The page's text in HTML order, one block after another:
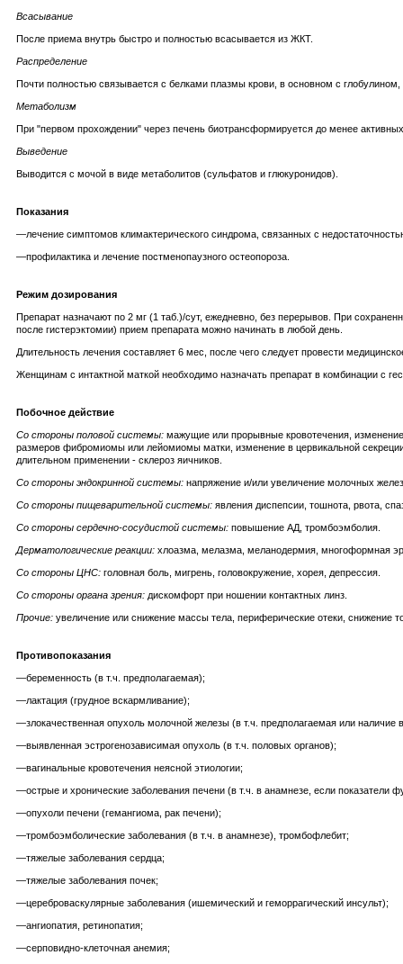
Всасывание
После приема внутрь быстро и полностью всасывается из ЖКТ.
Распределение
Почти полностью связывается с белками плазмы крови, в основном с
Метаболизм
При "первом прохождении" через печень биотрансформируется до менее
Выведение
Выводится с мочой в виде метаболитов (сульфатов и глюкуронидов).
Показания
—лечение симптомов климактерического синдрома, связанных с
—профилактика и лечение постменопаузного остеопороза.
Режим дозирования
Препарат назначают по 2 мг (1 таб.)/сут, ежедневно, без перерывов. При
после гистерэктомии) прием препарата можно начинать в любой день.
Длительность лечения составляет 6 мес, после чего следует провести
Женщинам с интактной маткой необходимо назначать препарат в комбинации с
Побочное действие
Со стороны половой системы: мажущие или прорывные кровотечения,
размеров фибромиомы или лейомиомы матки, изменение в цервикальной
длительном применении - склероз яичников.
Со стороны эндокринной системы: напряжение и/или увеличение молочных
Со стороны пищеварительной системы: явления диспепсии, тошнота, рвота,
Со стороны сердечно-сосудистой системы: повышение АД, тромбоэмболия.
Дерматологические реакции: хлоазма, мелазма, меланодермия, многоформная
Со стороны ЦНС: головная боль, мигрень, головокружение, хорея, депрессия.
Со стороны органа зрения: дискомфорт при ношении контактных линз.
Прочие: увеличение или снижение массы тела, периферические отеки,
Противопоказания
—беременность (в т.ч. предполагаемая);
—лактация (грудное вскармливание);
—злокачественная опухоль молочной железы (в т.ч. предполагаемая или наличие
—выявленная эстрогенозависимая опухоль (в т.ч. половых органов);
—вагинальные кровотечения неясной этиологии;
—острые и хронические заболевания печени (в т.ч. в анамнезе, если показатели
—опухоли печени (гемангиома, рак печени);
—тромбоэмболические заболевания (в т.ч. в анамнезе), тромбофлебит;
—тяжелые заболевания сердца;
—тяжелые заболевания почек;
—цереброваскулярные заболевания (ишемический и геморрагический инсульт);
—ангиопатия, ретинопатия;
—серповидно-клеточная анемия;